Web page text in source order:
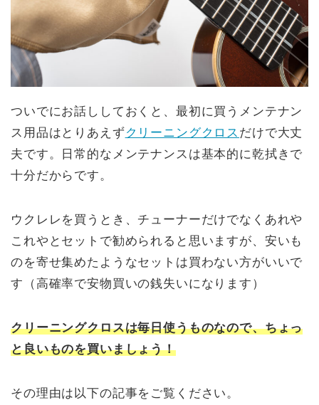
ついでにお話ししておくと、最初に買うメンテナン
ス用品はとりあえず クリーニングクロス だけで大丈
夫です。日常的なメンテナンスは基本的に乾拭きで
十分だからです。
ウクレレを買うとき、チューナーだけでなくあれや
これやとセットで勧められると思いますが、安いも
のを寄せ集めたようなセットは買わない方がいいで
す（高確率で安物買いの銭失いになります）
クリーニングクロスは毎日使うものなので、ちょっ
と良いものを買いましょう！
その理由は以下の記事をご覧ください。